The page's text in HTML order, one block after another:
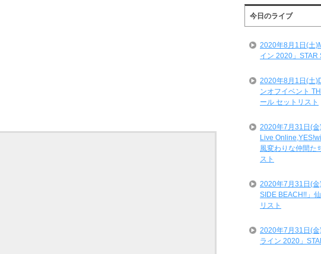
テ
ィ
ス
一
今日のライブ
2020年8月1日(土
イン 2020」STAR
2020年8月1日(土
ンオフイベント
ール セットリスト
2020年7月31日(
Live
風変わりな仲間た
スト
2020年7月31日(
SIDE BEACH!!」
リスト
2020年7月31日(
ライン 2020」